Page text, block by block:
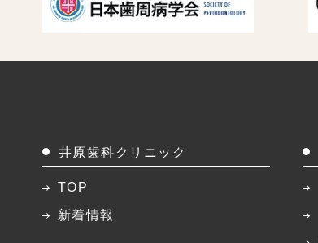
井原歯科クリニック
TOP
新着情報